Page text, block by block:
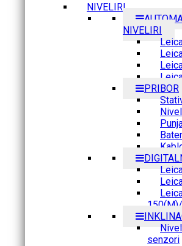
NIVELIRI
NIVELIRI
PRIBOR
senzori